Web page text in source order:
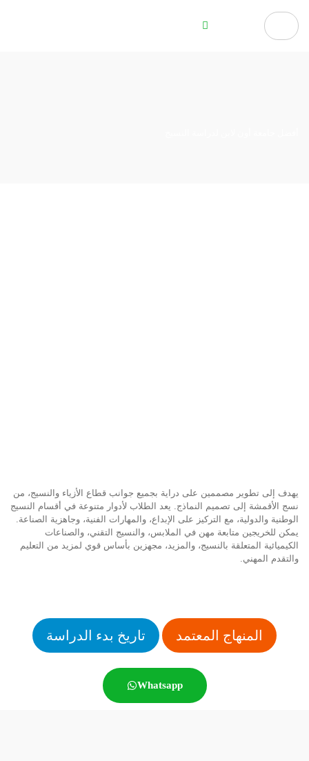
يهدف إلى تطوير مصممين على دراية بجميع جوانب قطاع الأزياء والنسيج، من
نسج الأقمشة إلى تصميم النماذج. يعد الطلاب لأدوار متنوعة في أقسام النسيج
الوطنية والدولية، مع التركيز على الإبداع، والمهارات الفنية، وجاهزية الصناعة.
يمكن للخريجين متابعة مهن في الملابس، والنسيج التقني، والصناعات
الكيميائية المتعلقة بالنسيج، والمزيد، مجهزين بأساس قوي لمزيد من التعليم
والتقدم المهني.
المنهاج المعتمد تاريخ بدء الدراسة
Whatsapp